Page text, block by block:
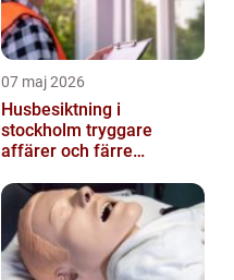
07 maj 2026
Husbesiktning i
stockholm tryggare
affärer och färre